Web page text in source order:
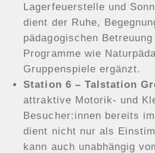
Lagerfeuerstelle und
dient der Ruhe,
pädagogischen
Programme wie
Gruppenspiele ergänzt.
Station 6 – Talstation
attraktive Motorik- und
Besucher:innen bereits
dient nicht nur als
kann auch unabhängig